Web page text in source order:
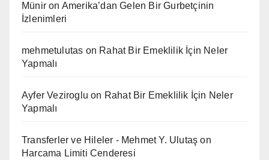
Münir on Amerika’dan Gelen Bir Gurbetçinin
İzlenimleri
mehmetulutas on Rahat Bir Emeklilik İçin Neler
Yapmalı
Ayfer Veziroglu on Rahat Bir Emeklilik İçin Neler
Yapmalı
Transferler ve Hileler - Mehmet Y. Ulutaş on
Harcama Limiti Cenderesi